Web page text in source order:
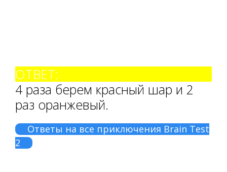
ОТВЕТ:
4 раза берем красный шар и 2
раз оранжевый.
Ответы на все приключения Brain Test
2